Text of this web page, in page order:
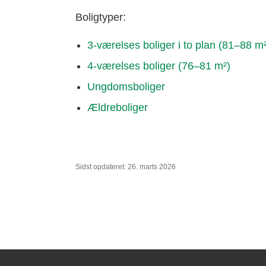
Boligtyper:
3-værelses boliger i to plan (81–88
4-værelses boliger (76–81 m²)
Ungdomsboliger
Ældreboliger
Sidst opdateret: 26. marts 2026